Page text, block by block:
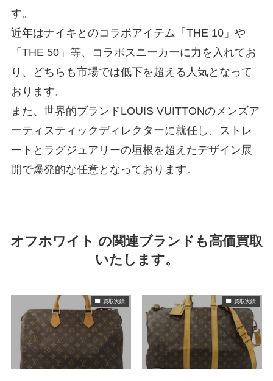
す。
近年はナイキとのコラボアイテム「THE 10」や
「THE 50」等、コラボスニーカーに力を入れてお
り、どちらも市場では低下を超える人気となって
おります。
また、世界的ブランドLOUIS VUITTONのメンズア
ーティスティックディレクターに就任し、ストレ
ートとラグジュアリーの垣根を超えたデザイン展
開で爆発的な任意となっております。
オフホワイト の関連ブランドも高価買取
いたします。
買取実績 買取実績